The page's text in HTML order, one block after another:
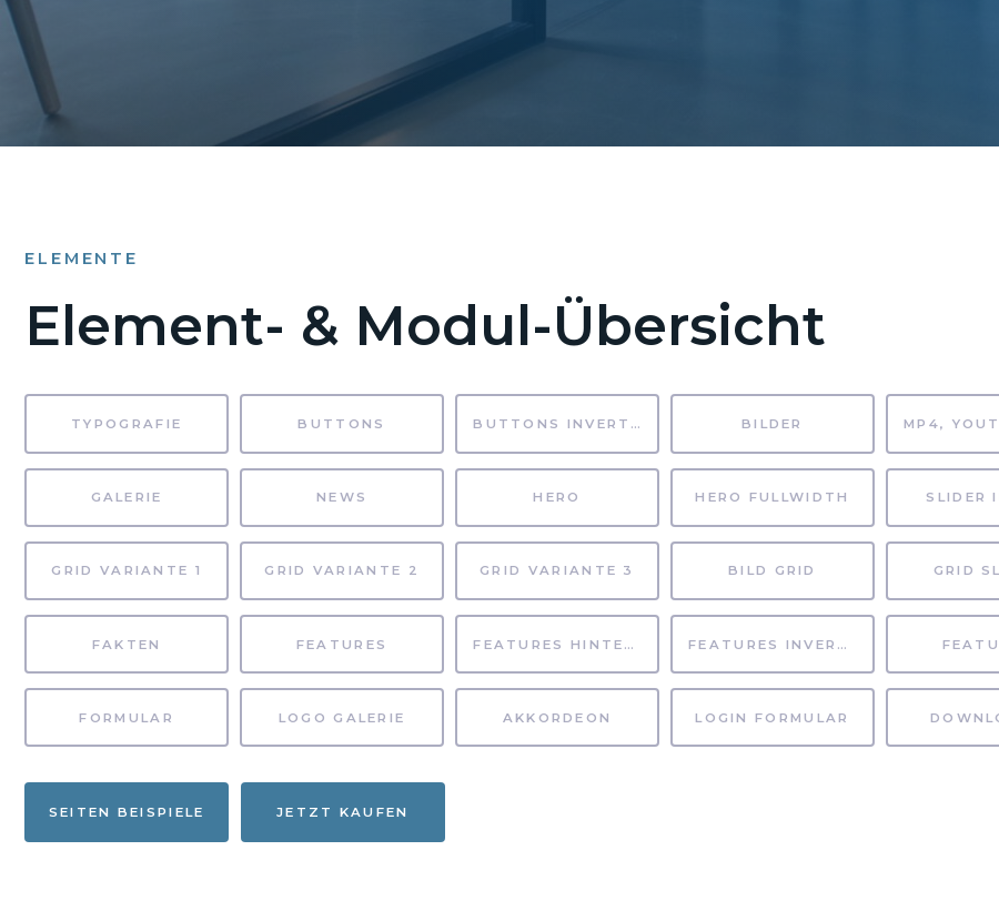
ELEMENTE
Element- & Modul-Übersicht
TYPOGRAFIE BUTTONS BUTTONS INVERTIERT BILDER
GALERIE NEWS HERO HERO FULLWIDTH SLIDER
GRID VARIANTE 1 GRID VARIANTE 2 GRID VARIANTE 3 BILD GRID GRID
FAKTEN FEATURES FEATURES HINTERGRUND FEATURES INVERTIERT
FORMULAR LOGO GALERIE AKKORDEON LOGIN FORMULAR
SEITEN BEISPIELE JETZT KAUFEN